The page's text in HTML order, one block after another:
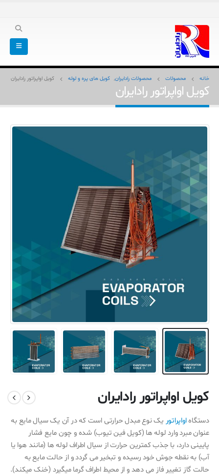
خانه محصولات محصولات رادایران, کویل های پره و لوله کویل اواپراتور رادایران
کویل اواپراتور رادایران
کویل اواپراتور رادایران
دستگاهاواپراتور یک نوع مبدل حرارتی است که در آن یک سیال مایع به
عنوان مبرد وارد لوله ها (کویل فین تیوب) شده و چون مایع فشار
پایینی دارد، با جذب کمترین حرارت از سیال اطراف لوله ها (مانند هوا یا
آب) به نقطه جوش خود رسیده و تبخیر می گردد و از حالت مایع به
حالت گاز تغییر فاز می دهد و از محیط اطراف گرما میگیرد (خنک میکند).